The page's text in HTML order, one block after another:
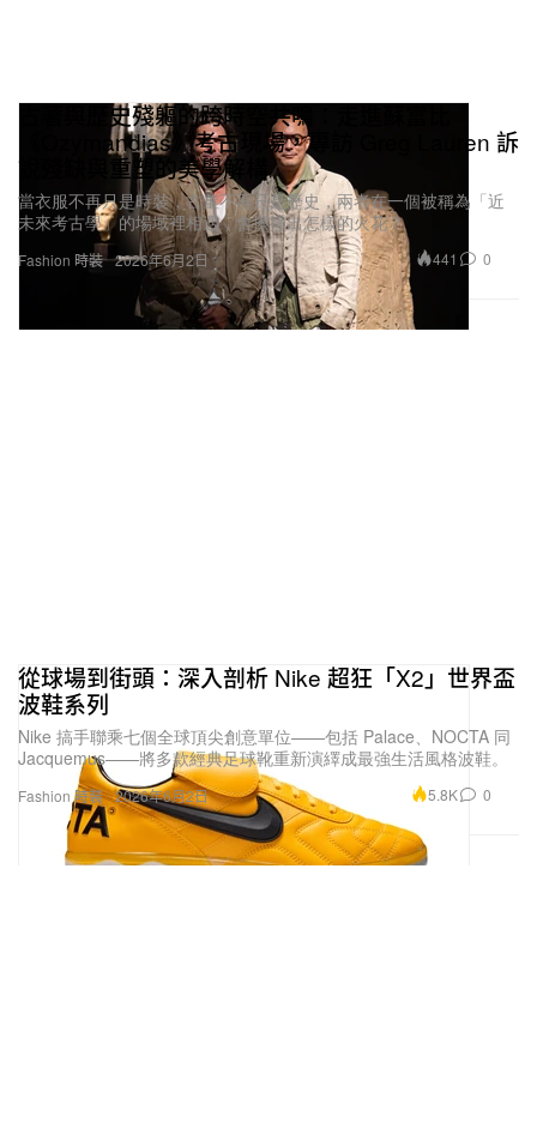
Fashion 時裝
古著與歷史殘軀的跨時空共鳴：走進蘇富比
《Ozymandias》考古現場，專訪 Greg Lauren 訴
說殘缺與重塑的美學解構
當衣服不再只是時裝，古董不再只是歷史，兩者在一個被稱為「近
未來考古學」的場域裡相遇，會擦撞出怎樣的火花？
2026年6月2日 441 0
Fashion 時裝
從球場到街頭：深入剖析 Nike 超狂「X2」世界盃
波鞋系列
Nike 搞手聯乘七個全球頂尖創意單位——包括 Palace、NOCTA 同
Jacquemus——將多款經典足球靴重新演繹成最強生活風格波鞋。
2026年6月2日 5.8K 0